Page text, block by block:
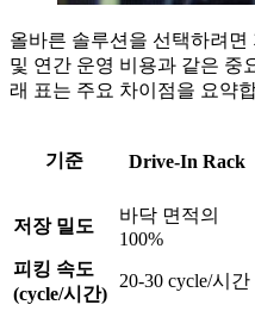
올바른 솔루션을 선택하려
및 연간 운영 비용과 같은 중
래 표는 주요 차이점을 요약
기준 Drive-In Rack
저장 밀도
바닥 면적의
100%
피킹 속도
(cycle/시간)
20-30 cycle/시간